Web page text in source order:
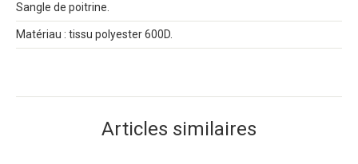
Sangle de poitrine.
Matériau : tissu polyester 600D.
Articles similaires